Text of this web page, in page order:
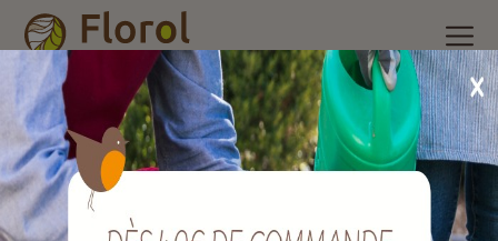
Accueil Nos produits /Poterie et accessoires /Cache pot/Pot
madeira neige Ø 24.5 cm